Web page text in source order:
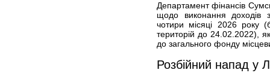
Департамент фінансів
щодо виконання доходів
чотири місяці 2026 року
територій до 24.02.2022),
до загального фонду
Розбійний напад у